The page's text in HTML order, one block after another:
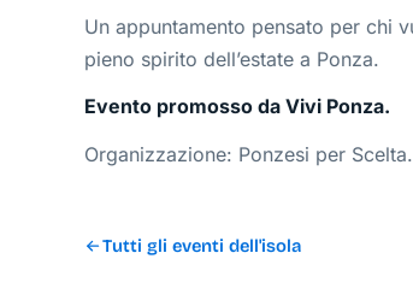
Un appuntamento pensato per chi
pieno spirito dell’estate a Ponza.
Evento promosso da Vivi Ponza.
Organizzazione: Ponzesi per Scelta.
Tutti gli eventi dell'isola